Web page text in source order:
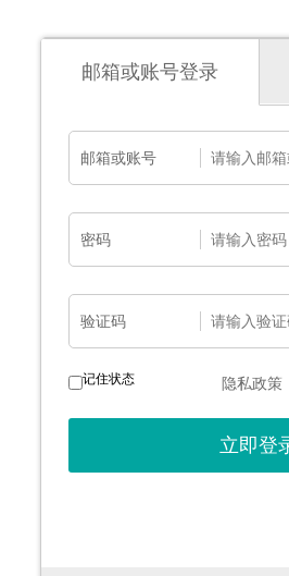
邮箱或账号登录
邮箱或账号
密码
验证码
记住状态 隐私政策